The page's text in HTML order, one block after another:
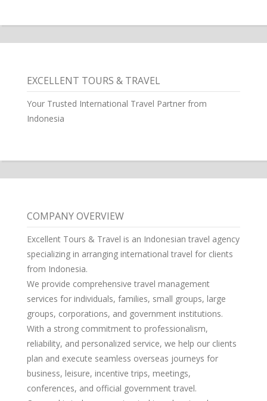
EXCELLENT TOURS & TRAVEL
Your Trusted International Travel Partner from
Indonesia
COMPANY OVERVIEW
Excellent Tours & Travel is an Indonesian travel agency
specializing in arranging international travel for clients
from Indonesia.
We provide comprehensive travel management
services for individuals, families, small groups, large
groups, corporations, and government institutions.
With a strong commitment to professionalism,
reliability, and personalized service, we help our clients
plan and execute seamless overseas journeys for
business, leisure, incentive trips, meetings,
conferences, and official government travel.